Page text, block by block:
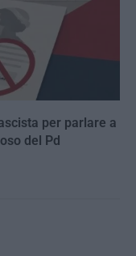
per parlare a
del Pd